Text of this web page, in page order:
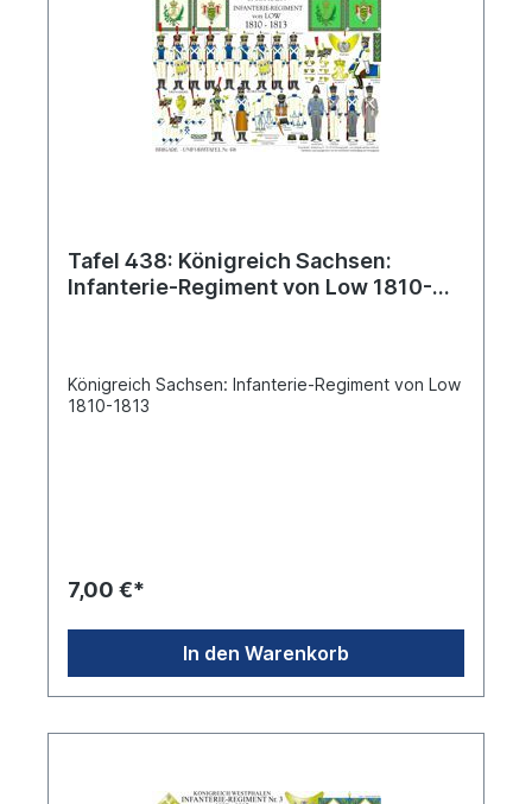
Tafel 438: Königreich Sachsen:
Infanterie-Regiment von Low 1810-
Königreich Sachsen: Infanterie-Regiment von Low
1810-1813
7,00 €*
In den Warenkorb